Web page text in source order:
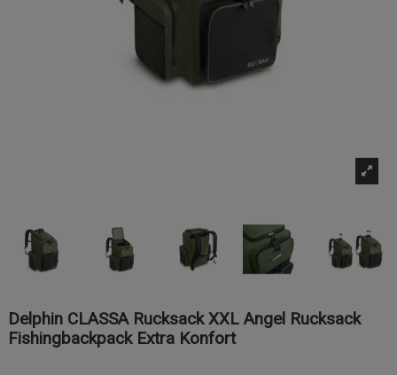
Delphin CLASSA Rucksack XXL Angel Rucksack
Fishingbackpack Extra Konfort